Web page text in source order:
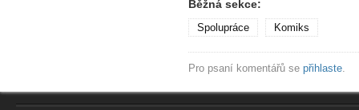
Běžná sekce:
Spolupráce Komiks
Pro psaní komentářů se přihlaste